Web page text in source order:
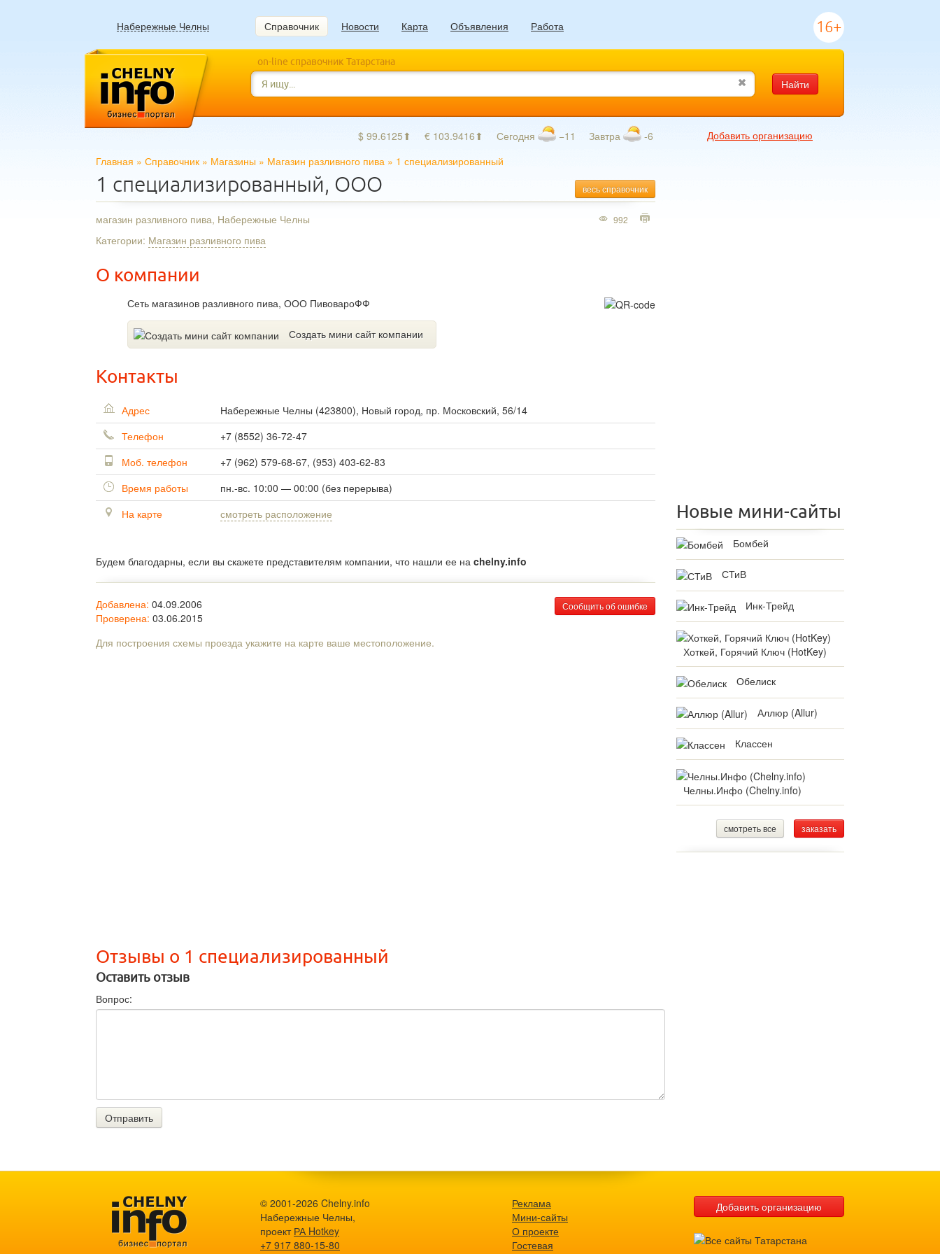
Набережные Челны Справочник Новости Карта Объявления Работа 16+
on-line справочник Татарстана
Найти
$ 99.6125⬆ € 103.9416⬆ Сегодня −11 Завтра -6
Добавить организацию
Главная » Справочник » Магазины » Магазин разливного пива » 1 специализированный
весь справочник
1 специализированный, ООО
магазин разливного пива, Набережные Челны
Категории: Магазин разливного пива
О компании
Сеть магазинов разливного пива, ООО ПивовароФФ
Создать мини сайт компании
992
Контакты
Адрес Набережные Челны (423800), Новый город, пр. Московский, 56/14
Телефон
+7 (8552) 36-72-47
Моб. телефон
+7 (962) 579-68-67, (953) 403-62-83
Время работы
пн.-вс. 10:00 — 00:00 (без перерыва)
На карте
смотреть расположение
Будем благодарны, если вы скажете представителям компании, что нашли ее на chelny.info
Сообщить об ошибке
Добавлена: 04.09.2006
Проверена: 03.06.2015
Для построения схемы проезда укажите на карте ваше местоположение.
Отзывы о 1 специализированный
Оставить отзыв
Вопрос:
Отправить
Новые мини-сайты
Бомбей
СТиВ
Инк-Трейд
Хоткей, Горячий Ключ (HotKey)
Обелиск
Аллюр (Allur)
Классен
Челны.Инфо (Chelny.info)
смотреть все заказать
© 2001-2026 Chelny.info
Набережные Челны,
проект РА Hotkey
+7 917 880-15-80
Реклама
Мини-сайты
О проекте
Гостевая
Добавить организацию